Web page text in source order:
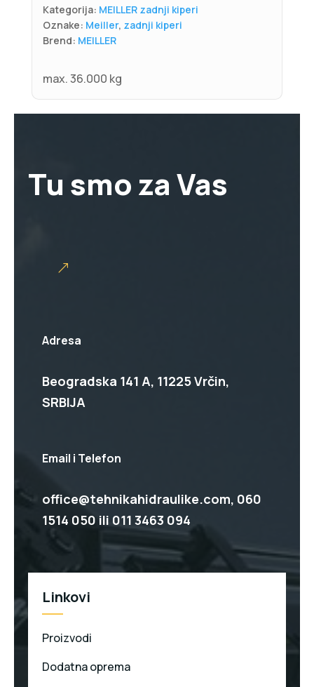
Kategorija: MEILLER zadnji kiperi
Oznake: Meiller, zadnji kiperi
Brend: MEILLER
max. 36.000 kg
Tu smo za Vas
Adresa
Beogradska 141 A, 11225 Vrčin,
SRBIJA
Email i Telefon
office@tehnikahidraulike.com, 060
1514 050 ili 011 3463 094
Linkovi
Proizvodi
Dodatna oprema